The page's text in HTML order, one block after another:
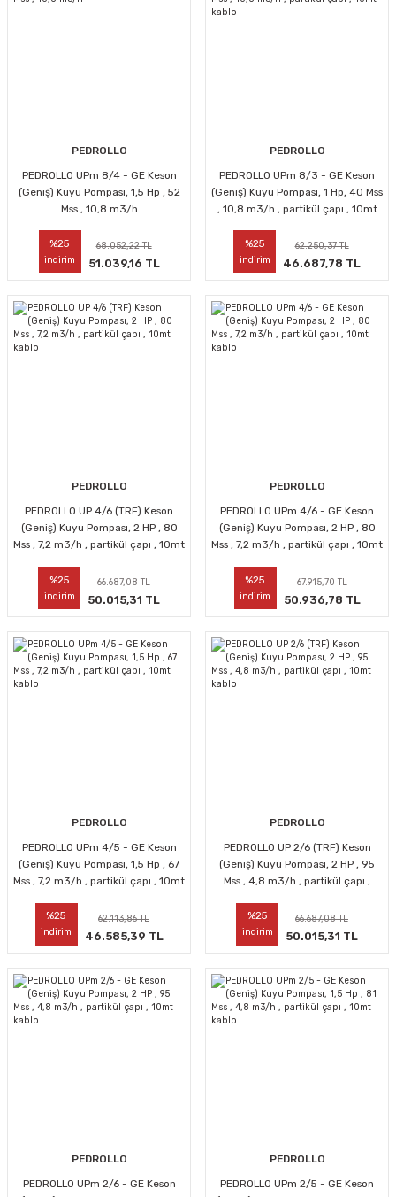
PEDROLLO
PEDROLLO UPm 8/4 - GE Keson
(Geniş) Kuyu Pompası, 1,5 Hp , 52
Mss , 10,8 m3/h
%25
indirim
68.052,22 TL
51.039,16 TL
PEDROLLO
PEDROLLO UPm 8/3 - GE Keson
(Geniş) Kuyu Pompası, 1 Hp, 40 Mss
, 10,8 m3/h , partikül çapı , 10mt
%25
indirim
62.250,37 TL
46.687,78 TL
PEDROLLO
PEDROLLO UP 4/6 (TRF) Keson
(Geniş) Kuyu Pompası, 2 HP , 80
Mss , 7,2 m3/h , partikül çapı , 10mt
%25
indirim
66.687,08 TL
50.015,31 TL
PEDROLLO
PEDROLLO UPm 4/6 - GE Keson
(Geniş) Kuyu Pompası, 2 HP , 80
Mss , 7,2 m3/h , partikül çapı , 10mt
%25
indirim
67.915,70 TL
50.936,78 TL
PEDROLLO
PEDROLLO UPm 4/5 - GE Keson
(Geniş) Kuyu Pompası, 1,5 Hp , 67
Mss , 7,2 m3/h , partikül çapı , 10mt
%25
indirim
62.113,86 TL
46.585,39 TL
PEDROLLO
PEDROLLO UP 2/6 (TRF) Keson
(Geniş) Kuyu Pompası, 2 HP , 95
Mss , 4,8 m3/h , partikül çapı ,
%25
indirim
66.687,08 TL
50.015,31 TL
PEDROLLO
PEDROLLO UPm 2/6 - GE Keson
PEDROLLO
PEDROLLO UPm 2/5 - GE Keson